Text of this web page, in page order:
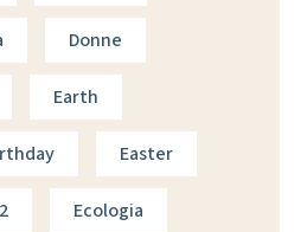
Donne
Earth
Easter
Ecologia